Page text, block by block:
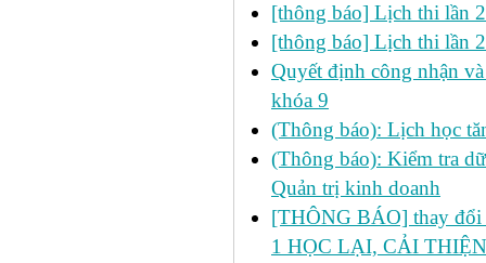
[thông báo] Lịch thi lần
[thông báo] Lịch thi lần
Quyết định công nhận
khóa 9
(Thông báo): Lịch học
(Thông báo): Kiểm tra
Quản trị kinh doanh
[THÔNG BÁO] thay đổi
1 HỌC LẠI, CẢI